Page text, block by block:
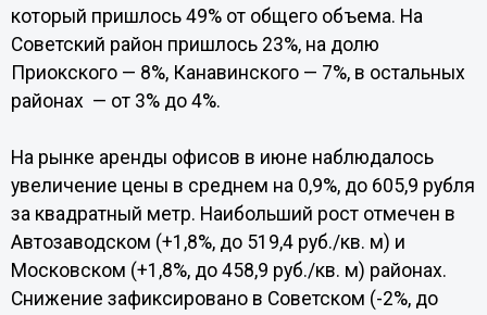
который пришлось 49% от общего объема. На
Советский район пришлось 23%, на долю
Приокского — 8%, Канавинского — 7%, в остальных
районах — от 3% до 4%.
На рынке аренды офисов в июне наблюдалось
увеличение цены в среднем на 0,9%, до 605,9 рубля
за квадратный метр. Наибольший рост отмечен в
Автозаводском (+1,8%, до 519,4 руб./кв. м) и
Московском (+1,8%, до 458,9 руб./кв. м) районах.
Снижение зафиксировано в Советском (-2%, до